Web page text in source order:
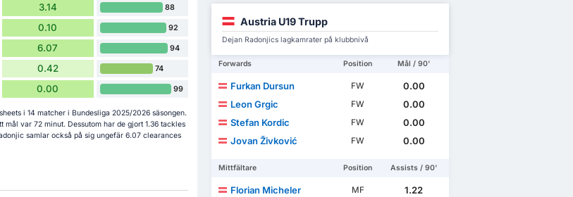
3.14 88
0.10 92
6.07 94
0.42 74
0.00 99
i 14 matcher i Bundesliga 2025/2026 säsongen.
var 72 minut. Dessutom har de gjort 1.36 tackles
samlar också på sig ungefär 6.07 clearances
Austria U19 Trupp
Dejan Radonjics lagkamrater på klubbnivå
Forwards Position Mål / 90'
Furkan Dursun FW
0.00
Leon Grgic
FW
0.00
Stefan Kordic
FW
0.00
Jovan Živković
FW 0.00
Mittfältare Position Assists / 90'
Florian Micheler MF
1.22